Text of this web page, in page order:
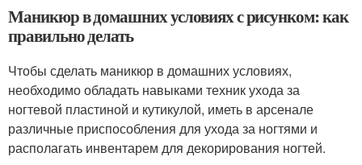
Маникюр в домашних условиях с рисунком: как
правильно делать
Чтобы сделать маникюр в домашних условиях,
необходимо обладать навыками техник ухода за
ногтевой пластиной и кутикулой, иметь в арсенале
различные приспособления для ухода за ногтями и
располагать инвентарем для декорирования ногтей.